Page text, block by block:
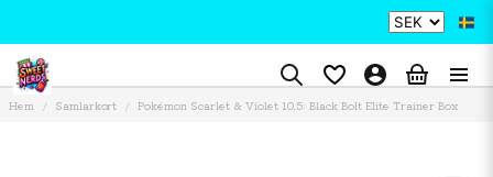
Hem Samlarkort Pokémon Scarlet & Violet 10.5: Black Bolt Elite Trainer Box